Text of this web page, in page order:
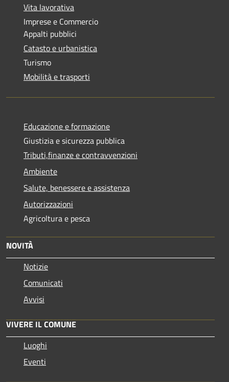
Vita lavorativa
Imprese e Commercio
Appalti pubblici
Catasto e urbanistica
Turismo
Mobilità e trasporti
Educazione e formazione
Giustizia e sicurezza pubblica
Tributi,finanze e contravvenzioni
Ambiente
Salute, benessere e assistenza
Autorizzazioni
Agricoltura e pesca
NOVITÀ
Notizie
Comunicati
Avvisi
VIVERE IL COMUNE
Luoghi
Eventi